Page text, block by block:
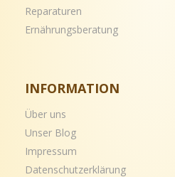
Reparaturen
Ernährungsberatung
INFORMATION
Über uns
Unser Blog
Impressum
Datenschutzerklärung